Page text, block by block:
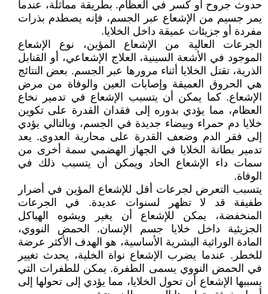
حدوث جروح أو كسر في العظام. بطريقة مماثلة، عندما
يمر جسيم من الإشعاع عبر الجسم، فإنه يصطدم بذرات
مفردة أو جزيئات عميقة داخل الخلايا.
الجرعات العالية من الإشعاع المؤين، نوع الإشعاع
الموجود في الأشعة السينية، العلاج الإشعاعي، أو القنابل
الذرية، تقتل الخلايا أثناء مرورها عبر الجسم. بعض النتائج
هي الحروق العميقة وإصابات العين والوفاة من مرض
الإشعاع. كما يمكن أن يتسبب الإشعاع في تدمير نخاع
العظام، مما يؤدي بدوره إلى فقدان القدرة على تكوين
خلايا دم حمراء وبيضاء جديدة في الجسم، وبالتالي يؤدي
إلى فقر الدم وضعف القدرة على محاربة العدوى. يعد
تدمير بطانة الخلايا في الجهاز الهضمي سمة أخرى من
سمات داء الإشعاع الحاد ويمكن أن يتسبب ذلك في
الوفاة.
يتسبب التعرض لجرعات أقل للإشعاع المؤين في أضرار
طفيفة قد لا تظهر لسنوات عديدة. في الجرعات
المنخفضة، يمكن للإشعاع أن يغير ويشوه الهياكل
الجزيئية داخل خلايا جسم الإنسان. الحمض النووي،
المادة الوراثية البشرية الأساسية، هو الهدف الأكثر عرضة
للخطر. عندما يضرب الإشعاع نواة الخلية، يحدث تغيير
في الحمض النووي يسمى الطفرة. يمكن للطفرات التي
يسببها الإشعاع أن تحول الخلايا، مما يؤدي إلى تحولها إلى